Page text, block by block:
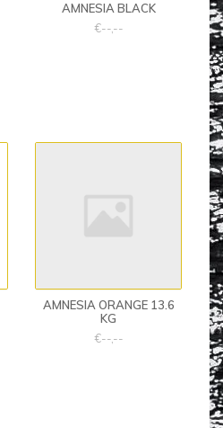
AMNESIA BLACK
€--,--
AMNESIA ORANGE 13.6
KG
€--,--